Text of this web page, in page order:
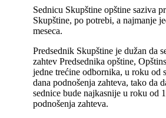
Sednicu Skupštine opštine saziva
Skupštine, po potrebi, a najmanje
meseca.
Predsednik Skupštine je dužan da
zahtev Predsednika opštine,
jedne trećine odbornika, u roku od
dana podnošenja zahteva, tako da
sednice bude najkasnije u roku od
podnošenja zahteva.